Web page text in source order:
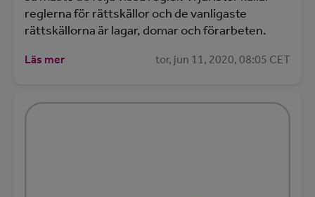
reglerna för rättskällor och de vanligaste
rättskällorna är lagar, domar och förarbeten.
Läs mer tor, jun 11, 2020, 08:05 CET